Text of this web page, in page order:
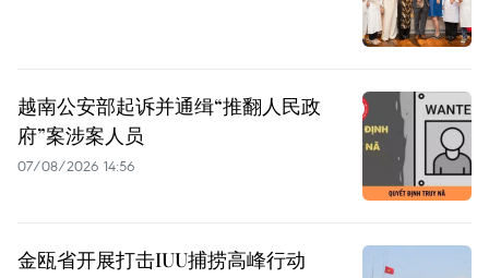
越南公安部起诉并通缉“推翻人民政
府”案涉案人员
07/08/2026 14:56
金瓯省开展打击IUU捕捞高峰行动